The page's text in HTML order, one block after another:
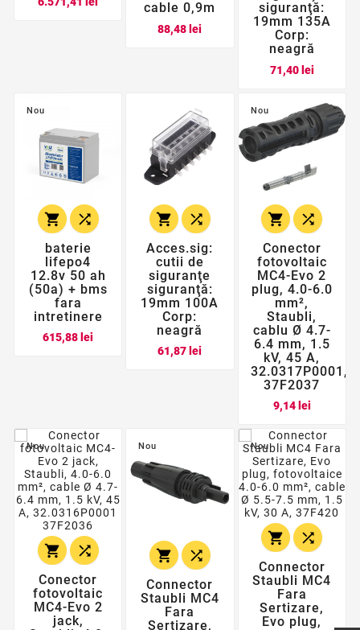
cable 0,9m
88,48 lei
siguranţă:
19mm 135A
Corp:
neagră
71,40 leiPret
Nou
 
baterie
lifepo4
12.8v 50 ah
(50a) + bms
fara
intretinere
615,88 lei
 
Acces.sig:
cutii de
siguranţe
siguranţă:
19mm 100A
Corp:
neagră
61,87 lei
Nou
 
Conector
fotovoltaic
MC4-Evo 2
plug, 4.0-6.0
mm²,
Staubli,
cablu Ø 4.7-
6.4 mm, 1.5
kV, 45 A,
32.0317P0001,
37F2037
9,14 leiPret
Nou
 
Conector
fotovoltaic
MC4-Evo 2
jack,
Nou
 
Connector
Staubli MC4
Fara
Sertizare,
Nou
 
Connector
Staubli MC4
Fara
Sertizare,
Evo plug,